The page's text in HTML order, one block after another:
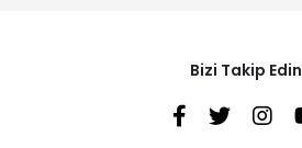
Bizi Takip Edin